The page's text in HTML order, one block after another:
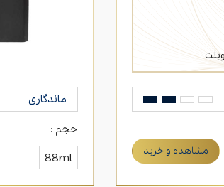
مشاهده و خرید
ماندگاری
حجم :
88ml